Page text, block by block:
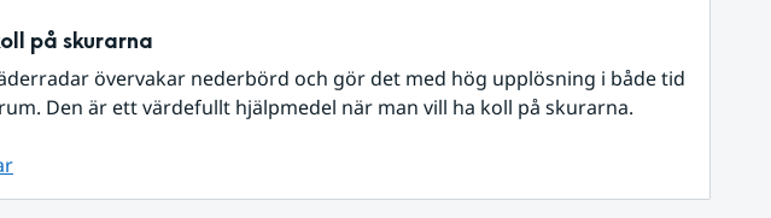
på skurarna
övervakar nederbörd och gör det med hög upplösning i både tid
Den är ett värdefullt hjälpmedel när man vill ha koll på skurarna.